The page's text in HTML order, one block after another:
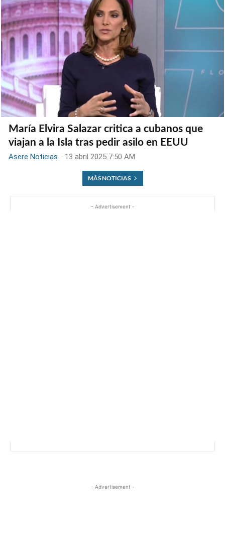
María Elvira Salazar critica a cubanos que
viajan a la Isla tras pedir asilo en EEUU
Asere Noticias - 13 abril 2025 7:50 AM
MÁS NOTICIAS
- Advertisement -
- Advertisement -